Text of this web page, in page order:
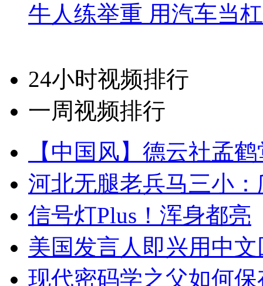
牛人练举重 用汽车当
24小时视频排行
一周视频排行
【中国风】德云社孟
河北无腿老兵马三小
信号灯Plus！浑身都亮
美国发言人即兴用中
现代密码学之父如何